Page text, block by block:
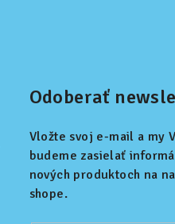
Odoberať
Vložte svoj e-mail a my
budeme zasielať
nových produktoch na
shope.